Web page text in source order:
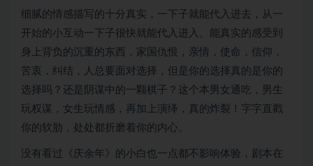
细腻的情感描写的十分真实，一下子就能代入进去，从一
开始的小互动一下子很快就能代入进入。能真实的感受到
身上背负的沉重的东西，家国仇恨，亲情，使命，信仰，
苦衷，纠结，人总要面对选择，但是你的选择真的是你的
选择吗？还是阴谋中的一颗棋子？这个本男女通吃，男生
玩权谋，女生玩情感，再加上演绎，真的炸裂！字字直戳
你的软肋，处处都折磨着你的内心。
没有看过《庆余年》的小白也一点都不影响体验，剧本在